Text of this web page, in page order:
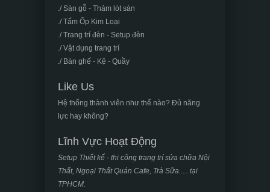
./ Sàn gỗ - Thảm lót sàn
./ Tấm Ốp Kim Loại
./ Trang trí đèn - Setup đèn
./ Vật dụng trang trí
./ Bàn ghế - Kệ - Quầy
Like Us
Hệ thống thành viên như thế nào? Đủ năng
lực hay không?
Lĩnh Vực Hoạt Động
Setup Thiết kế - thi công trang trí sửa chữa Nội
Thất, Ngoại Thất Quán Cafe, Trà Sữa..... tại
TPHCM.